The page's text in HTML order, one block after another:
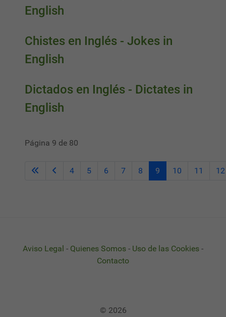
English
Chistes en Inglés - Jokes in
English
Dictados en Inglés - Dictates in
English
Página 9 de 80
4 5 6 7 8 9 10 11 12
Aviso Legal - Quienes Somos - Uso de las Cookies -
Contacto
© 2026